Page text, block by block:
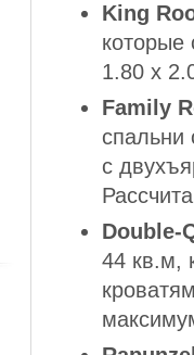
King
которые
1.80 x
Family
спальни
с
Double-
44 кв.м,